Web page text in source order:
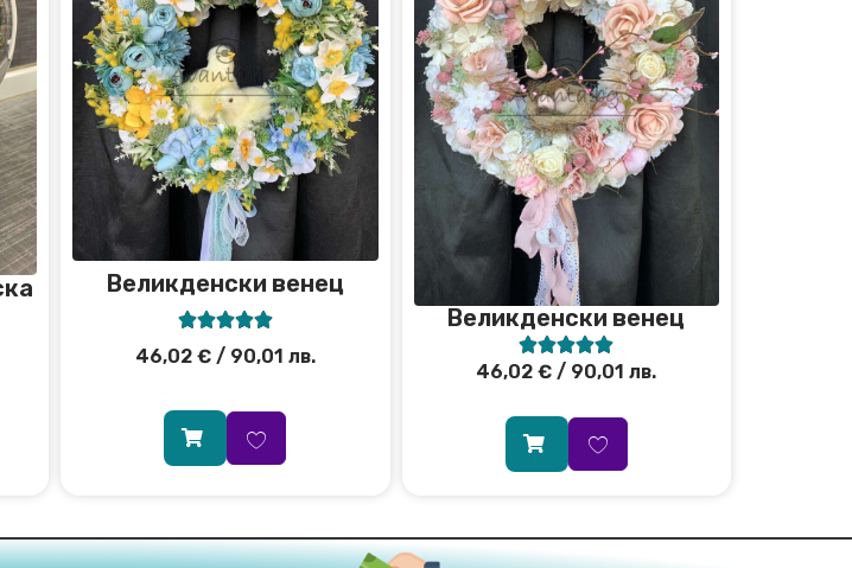
Великденски венец

46,02 €/ 90,01 лв.
Великденски венец

46,02€ / 90,01 лв.